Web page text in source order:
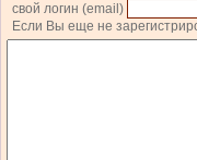
свой логин (email)
Если Вы еще не